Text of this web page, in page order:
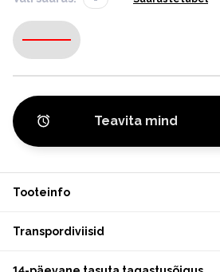
-
Teavita mind
Tooteinfo
Transpordiviisid